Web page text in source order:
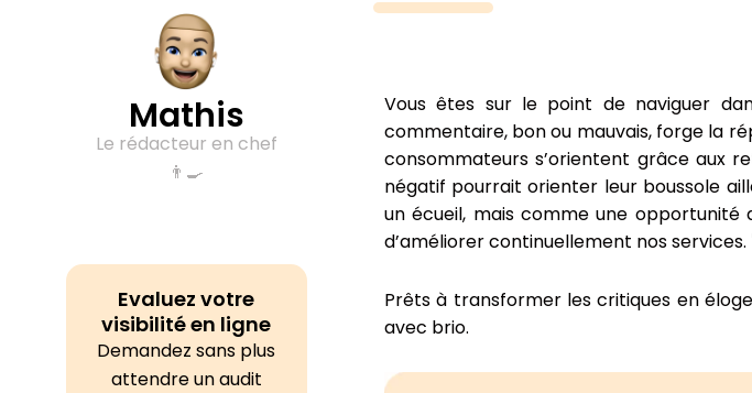
Mathis
Le rédacteur en chef
👨‍🍳
Evaluez votre
visibilité en ligne
Demandez sans plus
attendre un audit
Vous êtes sur le point de naviguer
commentaire, bon ou mauvais, forge la
consommateurs s’orientent grâce aux
négatif pourrait orienter leur boussole
un écueil, mais comme une
d’améliorer continuellement nos services.
Prêts à transformer les critiques en
avec brio.